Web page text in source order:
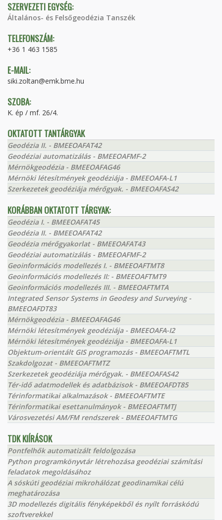
SZERVEZETI EGYSÉG:
Általános- és Felsőgeodézia Tanszék
TELEFONSZÁM:
+36 1 463 1585
E-MAIL:
siki.zoltan@emk.bme.hu
SZOBA:
K. ép / mf. 26/4.
OKTATOTT TANTÁRGYAK
Geodézia II. - BMEEOAFAT42
Geodéziai automatizálás - BMEEOAFMF-2
Mérnökgeodézia - BMEEOAFAG46
Mérnöki létesítmények geodéziája - BMEEOAFA-L1
Szerkezetek geodéziája mérőgyak. - BMEEOAFAS42
KORÁBBAN OKTATOTT TÁRGYAK:
Geodézia I. - BMEEOAFAT45
Geodézia II. - BMEEOAFAT42
Geodézia mérőgyakorlat - BMEEOAFAT43
Geodéziai automatizálás - BMEEOAFMF-2
Geoinformációs modellezés I. - BMEEOAFTMT8
Geoinformációs modellezés II: - BMEEOAFTMT9
Geoinformációs modellezés III. - BMEEOAFTMTA
Integrated Sensor Systems in Geodesy and Surveying -
BMEEOAFDT83
Mérnökgeodézia - BMEEOAFAG46
Mérnöki létesítmények geodéziája - BMEEOAFA-I2
Mérnöki létesítmények geodéziája - BMEEOAFA-L1
Objektum-orientált GIS programozás - BMEEOAFTMTL
Szakdolgozat - BMEEOAFTMTZ
Szerkezetek geodéziája mérőgyak. - BMEEOAFAS42
Tér-idő adatmodellek és adatbázisok - BMEEOAFDT85
Térinformatikai alkalmazások - BMEEOAFTMTE
Térinformatikai esettanulmányok - BMEEOAFTMTJ
Városvezetési AM/FM rendszerek - BMEEOAFTMTG
TDK KIÍRÁSOK
Pontfelhők automatizált feldolgozása
Python programkönyvtár létrehozása geodéziai számítási
feladatok megoldásához
A sóskúti geodéziai mikrohálózat geodinamikai célú
meghatározása
3D modellezés digitális fényképekből és nyílt forráskódú
szoftverekkel